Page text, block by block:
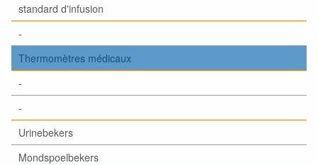
standard d'infusion
-
Thermomètres médicaux
-
-
Urinebekers
Mondspoelbekers